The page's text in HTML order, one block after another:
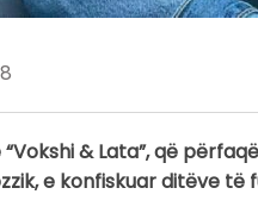
& Lata”, që
e konfiskuar ditëve